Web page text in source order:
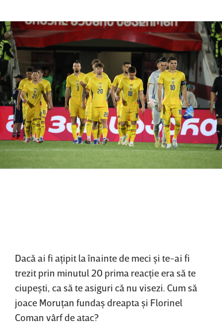
Dacă ai fi aţipit la înainte de meci şi te-ai fi
trezit prin minutul 20 prima reacţie era să te
ciupeşti, ca să te asiguri că nu visezi. Cum să
joace Moruţan fundaş dreapta şi Florinel
Coman vârf de atac?